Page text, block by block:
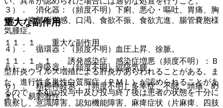
３）． 消化器：（頻度不明）下痢、悪心・嘔吐、胃痛、胸
やけ、腹部膨満感、口渇、食欲不振、食欲亢進、腸管嚢胞様
気腫症。
４）． 循環器：（頻度不明）血圧上昇、徐脈。
５）． 呼吸器：（頻度不明）縦隔気腫。
６）． 精神神経系：（頻度不明）多幸症、不眠、頭痛、め
まい、易刺激性。
重大な副作用
１１．１． 重大な副作用
１１．１．１． 誘発感染症、感染症増悪（頻度不明）：Ｂ
型肝炎ウイルス増殖による肝炎があらわれることがある。ま
た、進行性多巣性白質脳症（ＰＭＬ）が認められることがあ
るので、本剤の投与中及び投与終了後は患者の状態を十分に
観察し、意識障害、認知機能障害、麻痺症状（片麻痺、四肢